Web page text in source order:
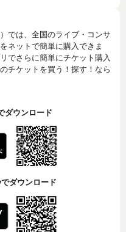
では、全国のライブ・コンサ
ネットで簡単に購入できま
でさらに簡単にチケット購入
チケットを買う！探す！なら
ダウンロード
ダウンロード